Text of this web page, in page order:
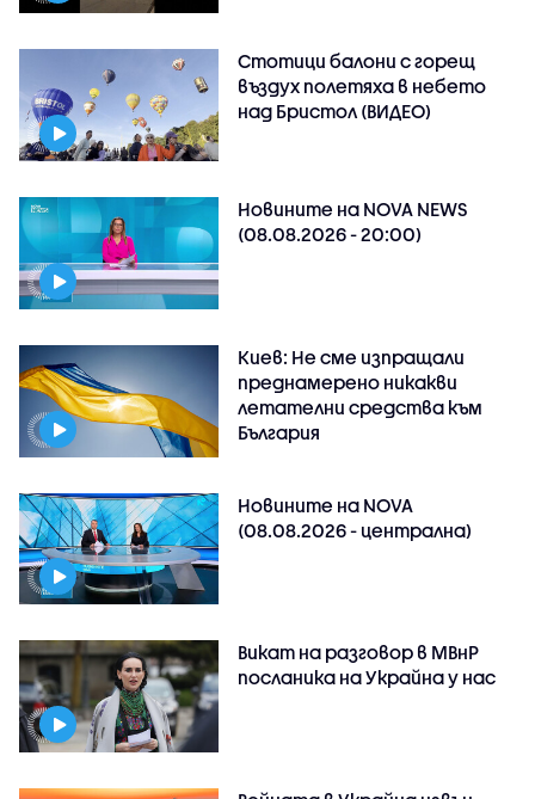
Стотици балони с горещ
въздух полетяха в небето
над Бристол (ВИДЕО)
Новините на NOVA NEWS
(08.08.2026 - 20:00)
Киев: Не сме изпращали
преднамерено никакви
летателни средства към
България
Новините на NOVA
(08.08.2026 - централна)
Викат на разговор в МВнР
посланика на Украйна у нас